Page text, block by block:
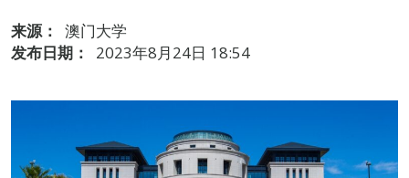
来源：
澳门大学
发布日期：
2023年8月24日 18:54